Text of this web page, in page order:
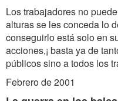
Los trabajadores no
alturas se les conceda lo
conseguirlo está solo en
acciones,¡ basta ya de
públicos sino a todos los
Febrero de 2001